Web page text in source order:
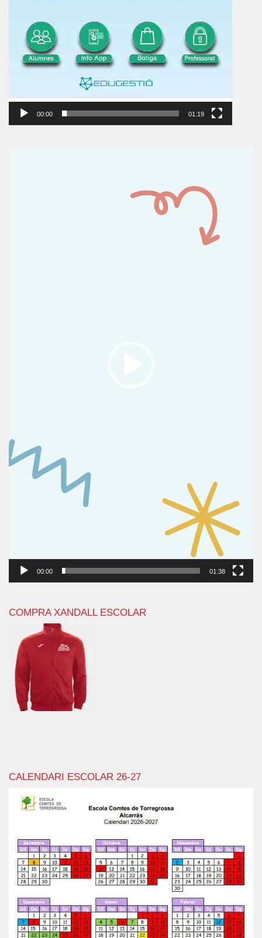
00:00 01:19
00:00 01:38
COMPRA XANDALL ESCOLAR
CALENDARI ESCOLAR 26-27